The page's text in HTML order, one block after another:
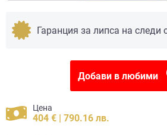
Гаранция за липса на следи
Добави в любими
Цена
404 € | 790.16 лв.